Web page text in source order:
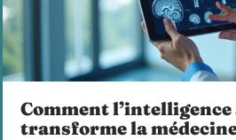
Comment
transforme la